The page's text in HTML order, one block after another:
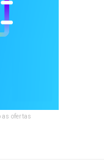
as ofertas